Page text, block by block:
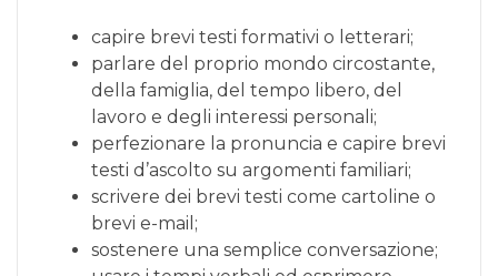
capire brevi testi formativi o letterari;
parlare del proprio mondo circostante,
della famiglia, del tempo libero, del
lavoro e degli interessi personali;
perfezionare la pronuncia e capire brevi
testi d’ascolto su argomenti familiari;
scrivere dei brevi testi come cartoline o
brevi e-mail;
sostenere una semplice conversazione;